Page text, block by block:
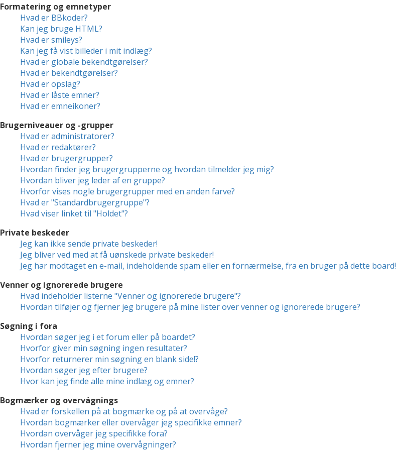
Formatering og emnetyper
Hvad er BBkoder?
Kan jeg bruge HTML?
Hvad er smileys?
Kan jeg få vist billeder i mit indlæg?
Hvad er globale bekendtgørelser?
Hvad er bekendtgørelser?
Hvad er opslag?
Hvad er låste emner?
Hvad er emneikoner?
Brugerniveauer og -grupper
Hvad er administratorer?
Hvad er redaktører?
Hvad er brugergrupper?
Hvordan finder jeg brugergrupperne og hvordan tilmelder jeg mig?
Hvordan bliver jeg leder af en gruppe?
Hvorfor vises nogle brugergrupper med en anden farve?
Hvad er "Standardbrugergruppe"?
Hvad viser linket til "Holdet"?
Private beskeder
Jeg kan ikke sende private beskeder!
Jeg bliver ved med at få uønskede private beskeder!
Jeg har modtaget en e-mail, indeholdende spam eller en fornærmelse, fra en bruger på dette board!
Venner og ignorerede brugere
Hvad indeholder listerne "Venner og ignorerede brugere"?
Hvordan tilføjer og fjerner jeg brugere på mine lister over venner og ignorerede brugere?
Søgning i fora
Hvordan søger jeg i et forum eller på boardet?
Hvorfor giver min søgning ingen resultater?
Hvorfor returnerer min søgning en blank side!?
Hvordan søger jeg efter brugere?
Hvor kan jeg finde alle mine indlæg og emner?
Bogmærker og overvågnings
Hvad er forskellen på at bogmærke og på at overvåge?
Hvordan bogmærker eller overvåger jeg specifikke emner?
Hvordan overvåger jeg specifikke fora?
Hvordan fjerner jeg mine overvågninger?